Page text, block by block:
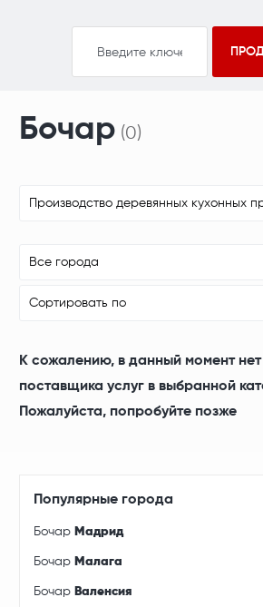
Бочар (0)
Производство деревянных кухонных
Все города
Сортировать по
К сожалению, в данный момент
поставщика услуг в выбранной
Пожалуйста, попробуйте позже
Популярные города
Бочар Мадрид
Бочар Малага
Бочар Валенсия